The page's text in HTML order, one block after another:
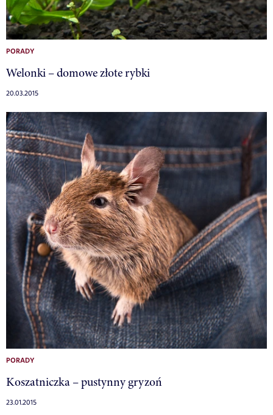
PORADY
Welonki – domowe złote rybki
20.03.2015
PORADY
Koszatniczka – pustynny gryzoń
23.01.2015